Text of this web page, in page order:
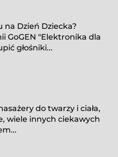
na Dzień Dziecka?
GoGEN "Elektronika dla
głośniki...
do twarzy i ciała,
wiele innych ciekawych